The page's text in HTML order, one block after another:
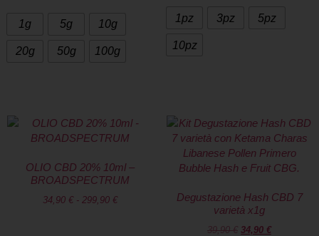
1g 5g 10g
20g 50g 100g
1pz 3pz 5pz
10pz
OLIO CBD 20% 10ml –
BROADSPECTRUM
34,90 € - 299,90 €
Degustazione Hash CBD 7
varietà x1g
39,90€ 34,90 €